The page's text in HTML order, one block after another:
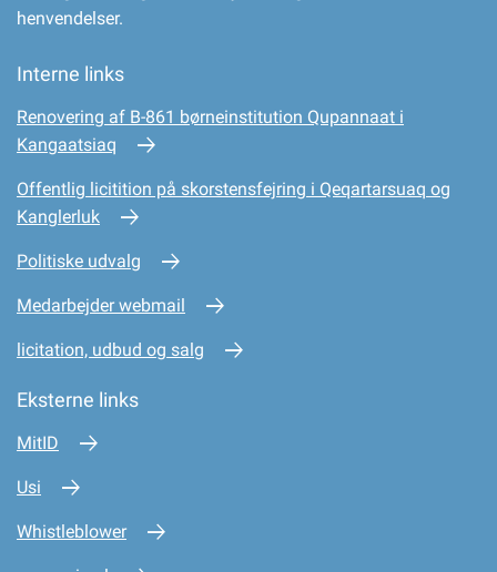
henvendelser.
Interne links
Renovering af B-861 børneinstitution Qupannaat i
Kangaatsiaq
Offentlig licitition på skorstensfejring i Qeqartarsuaq og
Kanglerluk
Politiske udvalg
Medarbejder webmail
licitation, udbud og salg
Eksterne links
MitID
Usi
Whistleblower